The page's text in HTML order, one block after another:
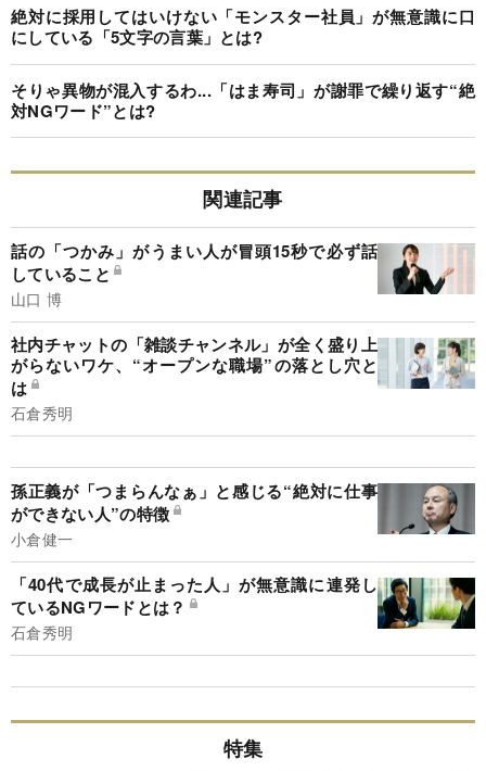
絶対に採用してはいけない「モンスター社員」が無意識に口
にしている「5文字の言葉」とは?
そりゃ異物が混入するわ...「はま寿司」が謝罪で繰り返す“絶
対NGワード”とは?
関連記事
話の「つかみ」がうまい人が冒頭15秒で必ず話
していること
山口 博
社内チャットの「雑談チャンネル」が全く盛り上
がらないワケ、“オープンな職場”の落とし穴と
は
石倉秀明
孫正義が「つまらんなぁ」と感じる“絶対に仕事
ができない人”の特徴
小倉健一
「40代で成長が止まった人」が無意識に連発し
ているNGワードとは？
石倉秀明
特集